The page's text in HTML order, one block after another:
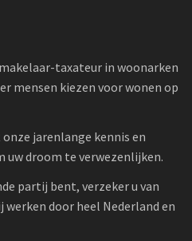
makelaar-taxateur in woonarken
mensen kiezen voor wonen op
jarenlange kennis en
uw droom te verwezenlijken.
partij bent, verzeker u van
door heel Nederland en